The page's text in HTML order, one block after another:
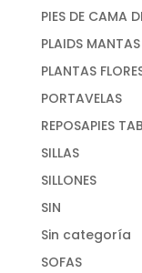
PIES DE CAMA
PLAIDS MANTAS
PLANTAS
PORTAVELAS
REPOSAPIES
SILLAS
SILLONES
SIN
Sin categoría
SOFAS